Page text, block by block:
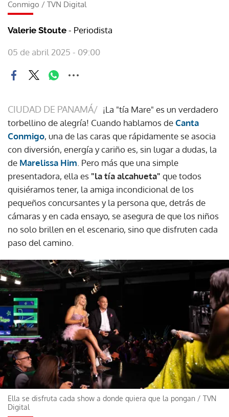
Conmigo / TVN Digital
Valerie Stoute - Periodista
05 de abril 2025 - 09:00
CIUDAD DE PANAMÁ/ ¡La "tía Mare" es un verdadero
torbellino de alegría! Cuando hablamos deCanta
Conmigo, una de las caras que rápidamente se asocia
con diversión, energía y cariño es, sin lugar a dudas, la
de Marelissa Him . Pero más que una simple
presentadora, ella es "la tía alcahueta" que todos
quisiéramos tener, la amiga incondicional de los
pequeños concursantes y la persona que, detrás de
cámaras y en cada ensayo, se asegura de que los niños
no solo brillen en el escenario, sino que disfruten cada
paso del camino.
Ella se disfruta cada show a donde quiera que la pongan / TVN
Digital